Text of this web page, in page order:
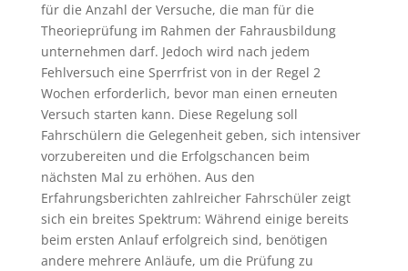
für die Anzahl der Versuche, die man für die
Theorieprüfung im Rahmen der Fahrausbildung
unternehmen darf. Jedoch wird nach jedem
Fehlversuch eine Sperrfrist von in der Regel 2
Wochen erforderlich, bevor man einen erneuten
Versuch starten kann. Diese Regelung soll
Fahrschülern die Gelegenheit geben, sich intensiver
vorzubereiten und die Erfolgschancen beim
nächsten Mal zu erhöhen. Aus den
Erfahrungsberichten zahlreicher Fahrschüler zeigt
sich ein breites Spektrum: Während einige bereits
beim ersten Anlauf erfolgreich sind, benötigen
andere mehrere Anläufe, um die Prüfung zu